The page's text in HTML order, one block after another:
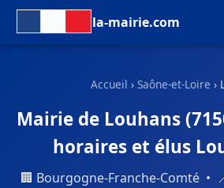
la-mairie.com
Accueil › Saône-et-Loire ›
Mairie de Louhans
horaires et élus
🏢 Bourgogne-Franche-Comté •